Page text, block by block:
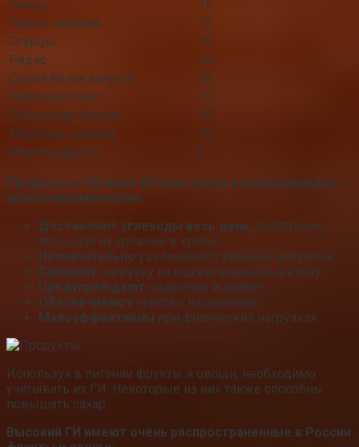
Грибы
15
Перец сладкий
15
Огурцы
15
Редис
15
Сырая белая капуста
15
Листовой салат
15
Смородина черная
15
Маслины, оливки
15
Морепродукты
5
Продукты с ГИ ниже 40 (клетчатка и полисахариды) –
низкогликемические:
Доставляют углеводы весь день, постепенно
повышая их уровень в крови;
Незначительно увеличивают уровень инсулина;
Снижают нагрузку на поджелудочную железу;
Предупреждают ожирение и диабет;
Обеспечивают чувство насыщения;
Малоэффективны при физических нагрузках.
Используя в питании фрукты и овощи, необходимо
учитывать их ГИ. Некоторые из них также способны
повышать сахар.
Высокий ГИ имеют очень распространенные в России